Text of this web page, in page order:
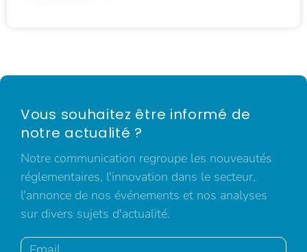
Vous souhaitez être informé de
notre actualité ?
Notre communication regroupe les nouveautés
réglementaires, l'innovation dans le secteur,
l'annonce de nos événements et nos analyses
sur divers sujets d'actualité.